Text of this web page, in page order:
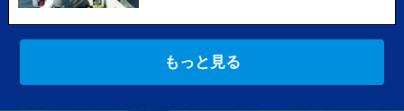
もっと見る